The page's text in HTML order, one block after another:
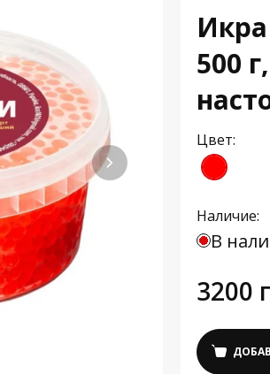
500
Цвет:
Наличие:
В
3200